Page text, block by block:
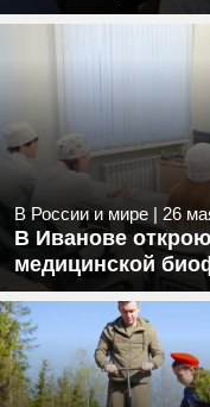
В России и мире | 26
В Иванове
медицинской